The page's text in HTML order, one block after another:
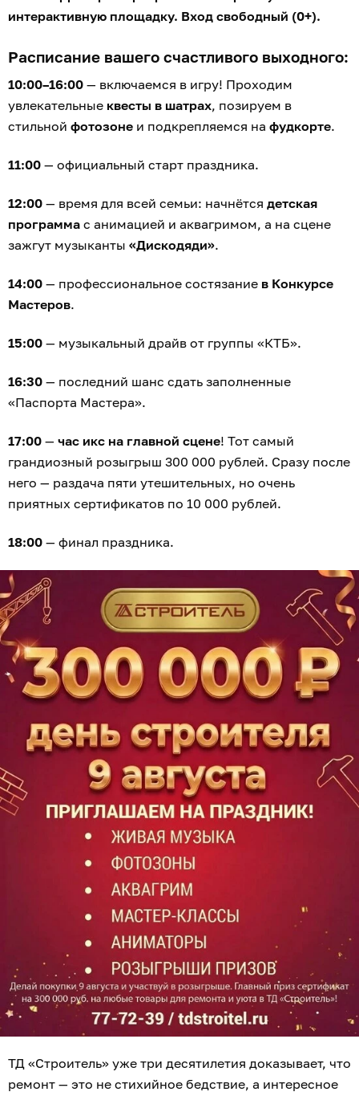
интерактивную площадку. Вход свободный (0+).
Расписание вашего счастливого выходного:
10:00–16:00 — включаемся в игру! Проходим
увлекательные квесты в шатрах, позируем в
стильной фотозоне и подкрепляемся на фудкорте.
11:00 — официальный старт праздника.
12:00 — время для всей семьи: начнётся детская
программа с анимацией и аквагримом, а на сцене
зажгут музыканты «Дискодяди».
14:00 — профессиональное состязание в Конкурсе
Мастеров.
15:00 — музыкальный драйв от группы «КТБ».
16:30 — последний шанс сдать заполненные
«Паспорта Мастера».
17:00 — час икс на главной сцене! Тот самый
грандиозный розыгрыш 300 000 рублей. Сразу после
него — раздача пяти утешительных, но очень
приятных сертификатов по 10 000 рублей.
18:00 — финал праздника.
ТД «Строитель» уже три десятилетия доказывает, что
ремонт — это не стихийное бедствие, а интересное